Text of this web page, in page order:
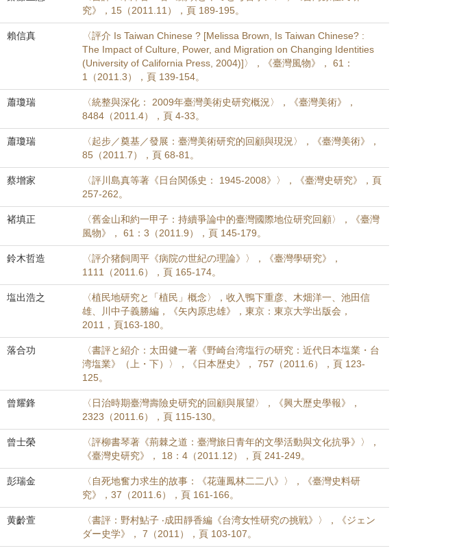
究》，15（2011.11），頁 189-195。
賴信真
〈評介 Is Taiwan Chinese ? [Melissa Brown, Is Taiwan Chinese? :
The Impact of Culture, Power, and Migration on Changing Identities
(University of California Press, 2004)]〉，《臺灣風物》， 61：
1（2011.3），頁 139-154。
蕭瓊瑞
〈統整與深化： 2009年臺灣美術史研究概況〉，《臺灣美術》，
8484（2011.4），頁 4-33。
蕭瓊瑞
〈起步／奠基／發展：臺灣美術研究的回顧與現況〉，《臺灣美術》，
85（2011.7），頁 68-81。
蔡增家
〈評川島真等著《日台関係史： 1945-2008》〉，《臺灣史研究》，頁
257-262。
褚填正
〈舊金山和約一甲子：持續爭論中的臺灣國際地位研究回顧〉，《臺灣
風物》， 61：3（2011.9），頁 145-179。
鈴木哲造
〈評介猪飼周平《病院の世紀の理論》〉，《臺灣學研究》，
1111（2011.6），頁 165-174。
塩出浩之
〈植民地研究と「植民」概念〉，收入鴨下重彦、木畑洋一、池田信
雄、川中子義勝編，《矢內原忠雄》，東京：東京大学出版会，
2011，頁163-180。
落合功
〈書評と紹介：太田健一著《野崎台湾塩行の研究：近代日本塩業・台
湾塩業》（上・下）〉，《日本歴史》， 757（2011.6），頁 123-
125。
曾耀鋒
〈日治時期臺灣壽險史研究的回顧與展望〉，《興大歷史學報》，
2323（2011.6），頁 115-130。
曾士榮
〈評柳書琴著《荊棘之道：臺灣旅日青年的文學活動與文化抗爭》〉，
《臺灣史研究》， 18：4（2011.12），頁 241-249。
彭瑞金
〈自死地奮力求生的故事：《花蓮鳳林二二八》〉，《臺灣史料研
究》，37（2011.6），頁 161-166。
黄齡萱
〈書評：野村鮎子 ‧成田靜香編《台湾女性研究の挑戦》〉，《ジェン
ダー史学》， 7（2011），頁 103-107。